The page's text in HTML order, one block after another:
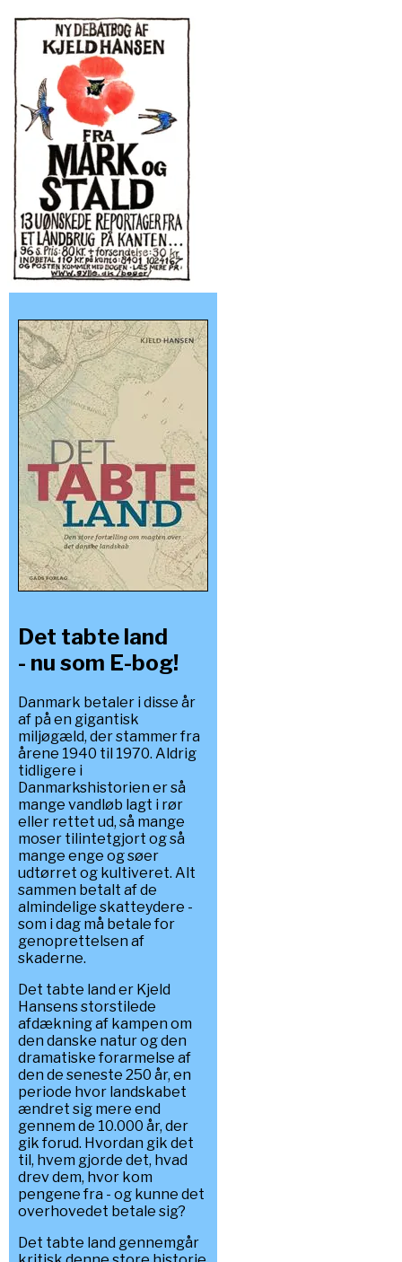
Det tabte land
- nu som E-bog!
Danmark betaler i disse år
af på en gigantisk
miljøgæld, der stammer fra
årene 1940 til 1970. Aldrig
tidligere i
Danmarkshistorien er så
mange vandløb lagt i rør
eller rettet ud, så mange
moser tilintetgjort og så
mange enge og søer
udtørret og kultiveret. Alt
sammen betalt af de
almindelige skatteydere -
som i dag må betale for
genoprettelsen af
skaderne.
Det tabte land er Kjeld
Hansens storstilede
afdækning af kampen om
den danske natur og den
dramatiske forarmelse af
den de seneste 250 år, en
periode hvor landskabet
ændret sig mere end
gennem de 10.000 år, der
gik forud. Hvordan gik det
til, hvem gjorde det, hvad
drev dem, hvor kom
pengene fra - og kunne det
overhovedet betale sig?
Det tabte land gennemgår